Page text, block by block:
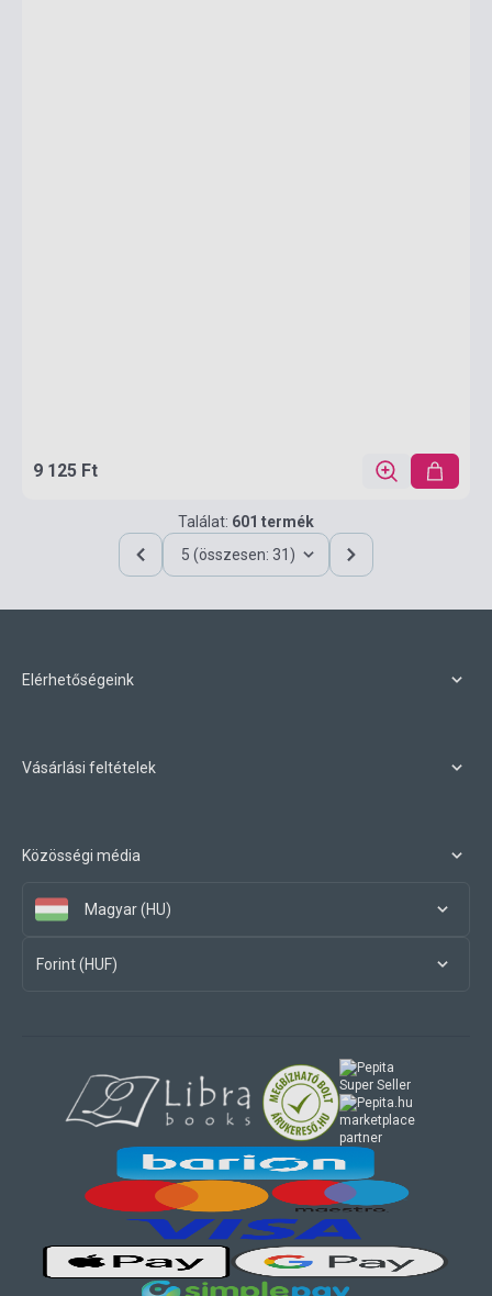
9 125 Ft
Találat: 601 termék
5 (összesen: 31)
Elérhetőségeink
Vásárlási feltételek
Közösségi média
Magyar (HU)
Forint (HUF)
marketplace
partner